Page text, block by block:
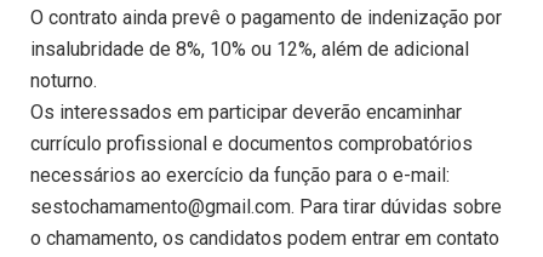
O contrato ainda prevê o pagamento de indenização por
insalubridade de 8%, 10% ou 12%, além de adicional
noturno.
Os interessados em participar deverão encaminhar
currículo profissional e documentos comprobatórios
necessários ao exercício da função para o e-mail:
sestochamamento@gmail.com. Para tirar dúvidas sobre
o chamamento, os candidatos podem entrar em contato